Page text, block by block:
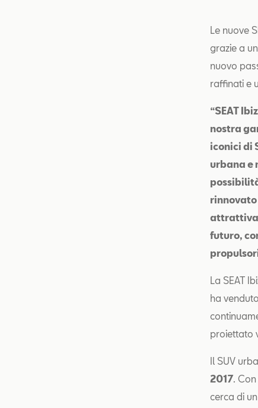
Le nuove
grazie a
nuovo
raffinati e
“SEAT
nostra
iconici di
urbana e
futuro,
La SEAT
ha
proiettato
Il SUV
2017. Con
cerca di